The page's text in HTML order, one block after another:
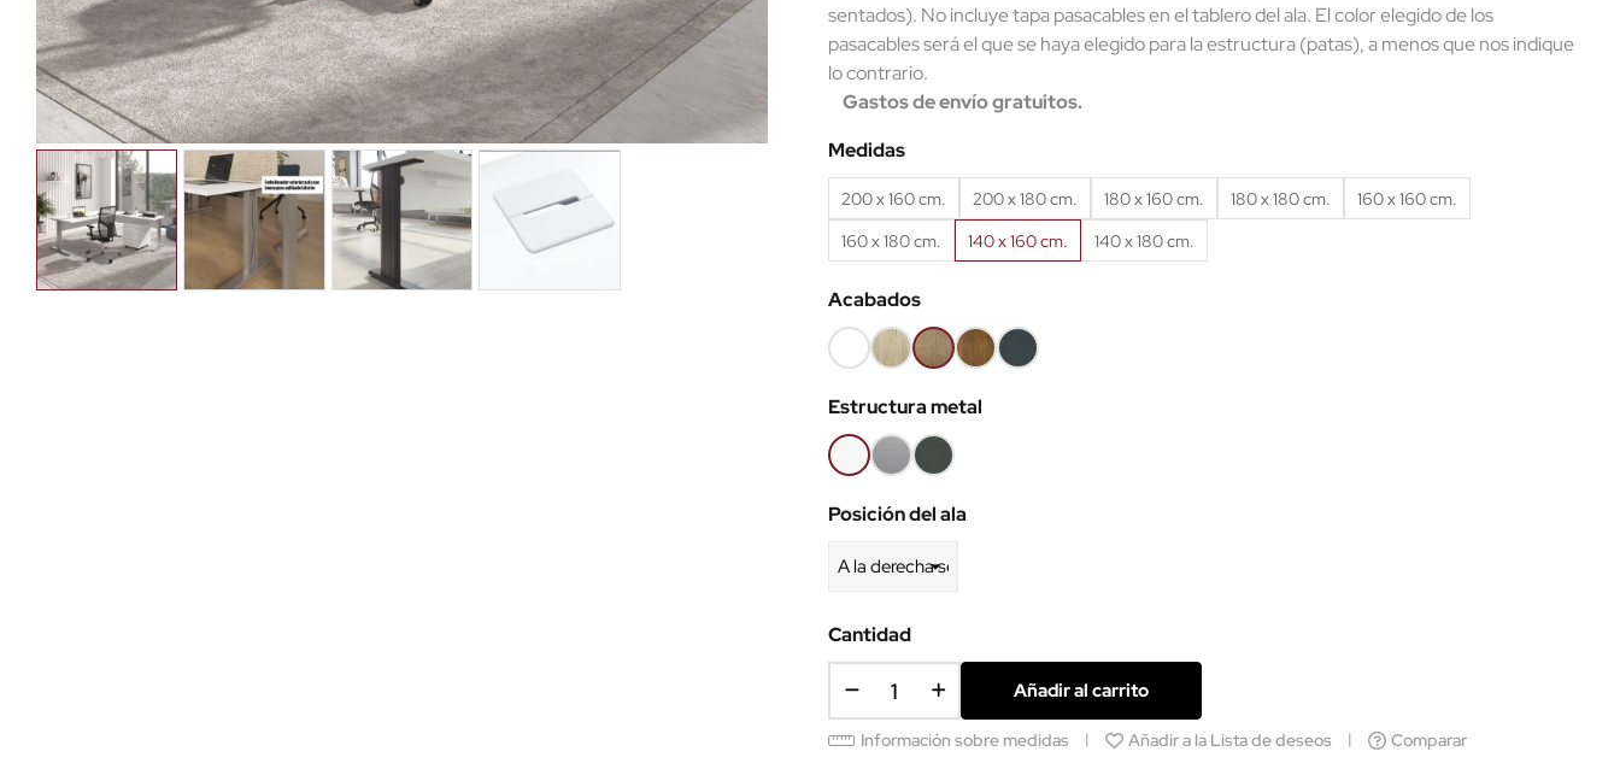
sentados). No incluye tapa pasacables en el tablero del ala. El color elegido de los
pasacables será el que se haya elegido para la estructura (patas), a menos que nos indique
lo contrario.
Gastos de envío gratuitos.
Medidas
200 x 160 cm. 200 x 180 cm. 180 x 160 cm. 180 x 180 cm.
160 x 160 cm.
160 x 180 cm.
140 x 160 cm. 140 x 180 cm.
Acabados
Blanco
(EMB)
Roble
claro
(EMB)
Roble
Nuez
(EMB)
Roble
viejo
(EMB)
Antracita
(EMB)
Estructura metal
BlancoGris
aluminio
Antracita
Posición del ala
Cantidad
Añadir al carrito
Información sobre medidas Añadir a la Lista de deseos Comparar